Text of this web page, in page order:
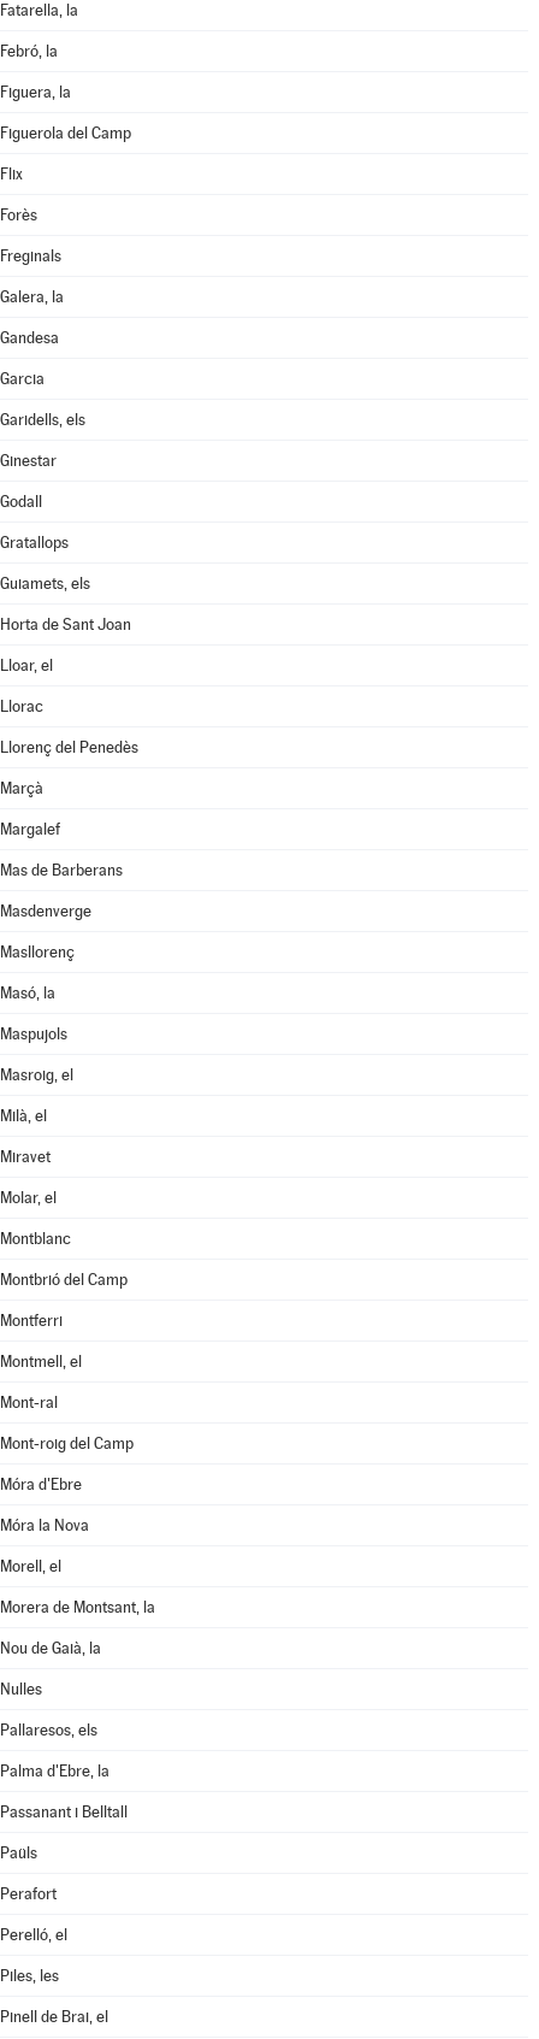
Fatarella, la
Febró, la
Figuera, la
Figuerola del Camp
Flix
Forès
Freginals
Galera, la
Gandesa
Garcia
Garidells, els
Ginestar
Godall
Gratallops
Guiamets, els
Horta de Sant Joan
Lloar, el
Llorac
Llorenç del Penedès
Marçà
Margalef
Mas de Barberans
Masdenverge
Masllorenç
Masó, la
Maspujols
Masroig, el
Milà, el
Miravet
Molar, el
Montblanc
Montbrió del Camp
Montferri
Montmell, el
Mont-ral
Mont-roig del Camp
Móra d'Ebre
Móra la Nova
Morell, el
Morera de Montsant, la
Nou de Gaià, la
Nulles
Pallaresos, els
Palma d'Ebre, la
Passanant i Belltall
Paüls
Perafort
Perelló, el
Piles, les
Pinell de Brai, el